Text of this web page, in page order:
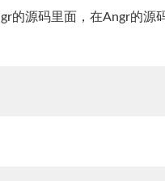
的源码里面，在Angr的源